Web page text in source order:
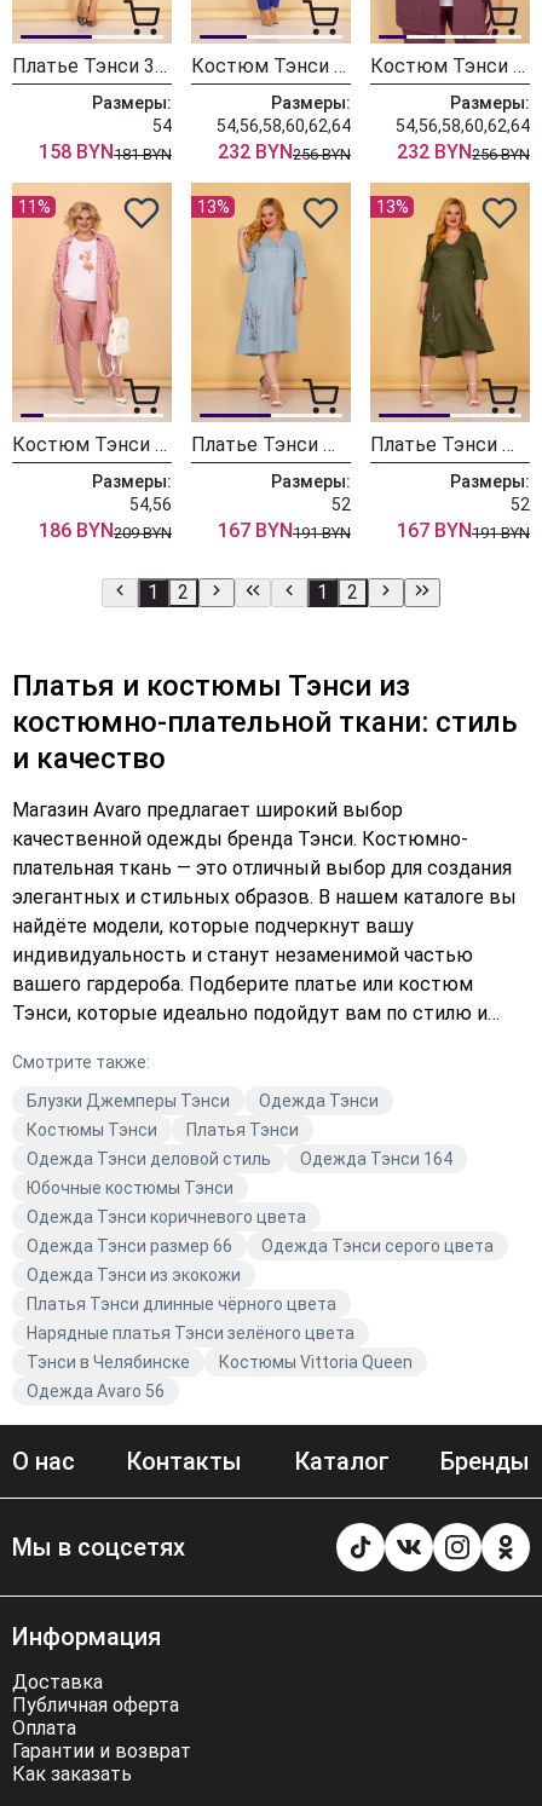
Платье Тэнси 340 пепельная роза
Размеры:
54
158 BYN181 BYN
Костюм Тэнси 339 электрик
Размеры:
54,56,58,60,62,64
232 BYN256 BYN
Костюм Тэнси 339 клевер
Размеры:
54,56,58,60,62,64
232 BYN256 BYN
11%
Костюм Тэнси М-333 пудрово-красный
Размеры:
54,56
186 BYN209 BYN
13%
Платье Тэнси М-334 голубой
Размеры:
52
167 BYN191 BYN
13%
Платье Тэнси М-334 хаки
Размеры:
52
167 BYN191 BYN
1 2 1 2
Платья и костюмы Тэнси из
костюмно-плательной ткани: стиль
и качество
Магазин Avaro предлагает широкий выбор
качественной одежды бренда Тэнси. Костюмно-
плательная ткань — это отличный выбор для создания
элегантных и стильных образов. В нашем каталоге вы
найдёте модели, которые подчеркнут вашу
индивидуальность и станут незаменимой частью
вашего гардероба. Подберите платье или костюм
Тэнси, которые идеально подойдут вам по стилю и
высоким качеством и удобством нашей одежды.
Выберите в каталоге, добавьте в корзину и оформите
заказ — это просто и удобно!
Смотрите также:
Блузки Джемперы Тэнси
Одежда Тэнси
Костюмы Тэнси
Платья Тэнси
Одежда Тэнси деловой стиль
Одежда Тэнси 164
Юбочные костюмы Тэнси
Одежда Тэнси коричневого цвета
Одежда Тэнси размер 66
Одежда Тэнси серого цвета
Одежда Тэнси из экокожи
Платья Тэнси длинные чёрного цвета
Нарядные платья Тэнси зелёного цвета
Тэнси в Челябинске
Костюмы Vittoria Queen
Одежда Avaro 56
О нас Контакты Каталог Бренды
Мы в соцсетях
Информация
Доставка
Публичная оферта
Оплата
Гарантии и возврат
Как заказать